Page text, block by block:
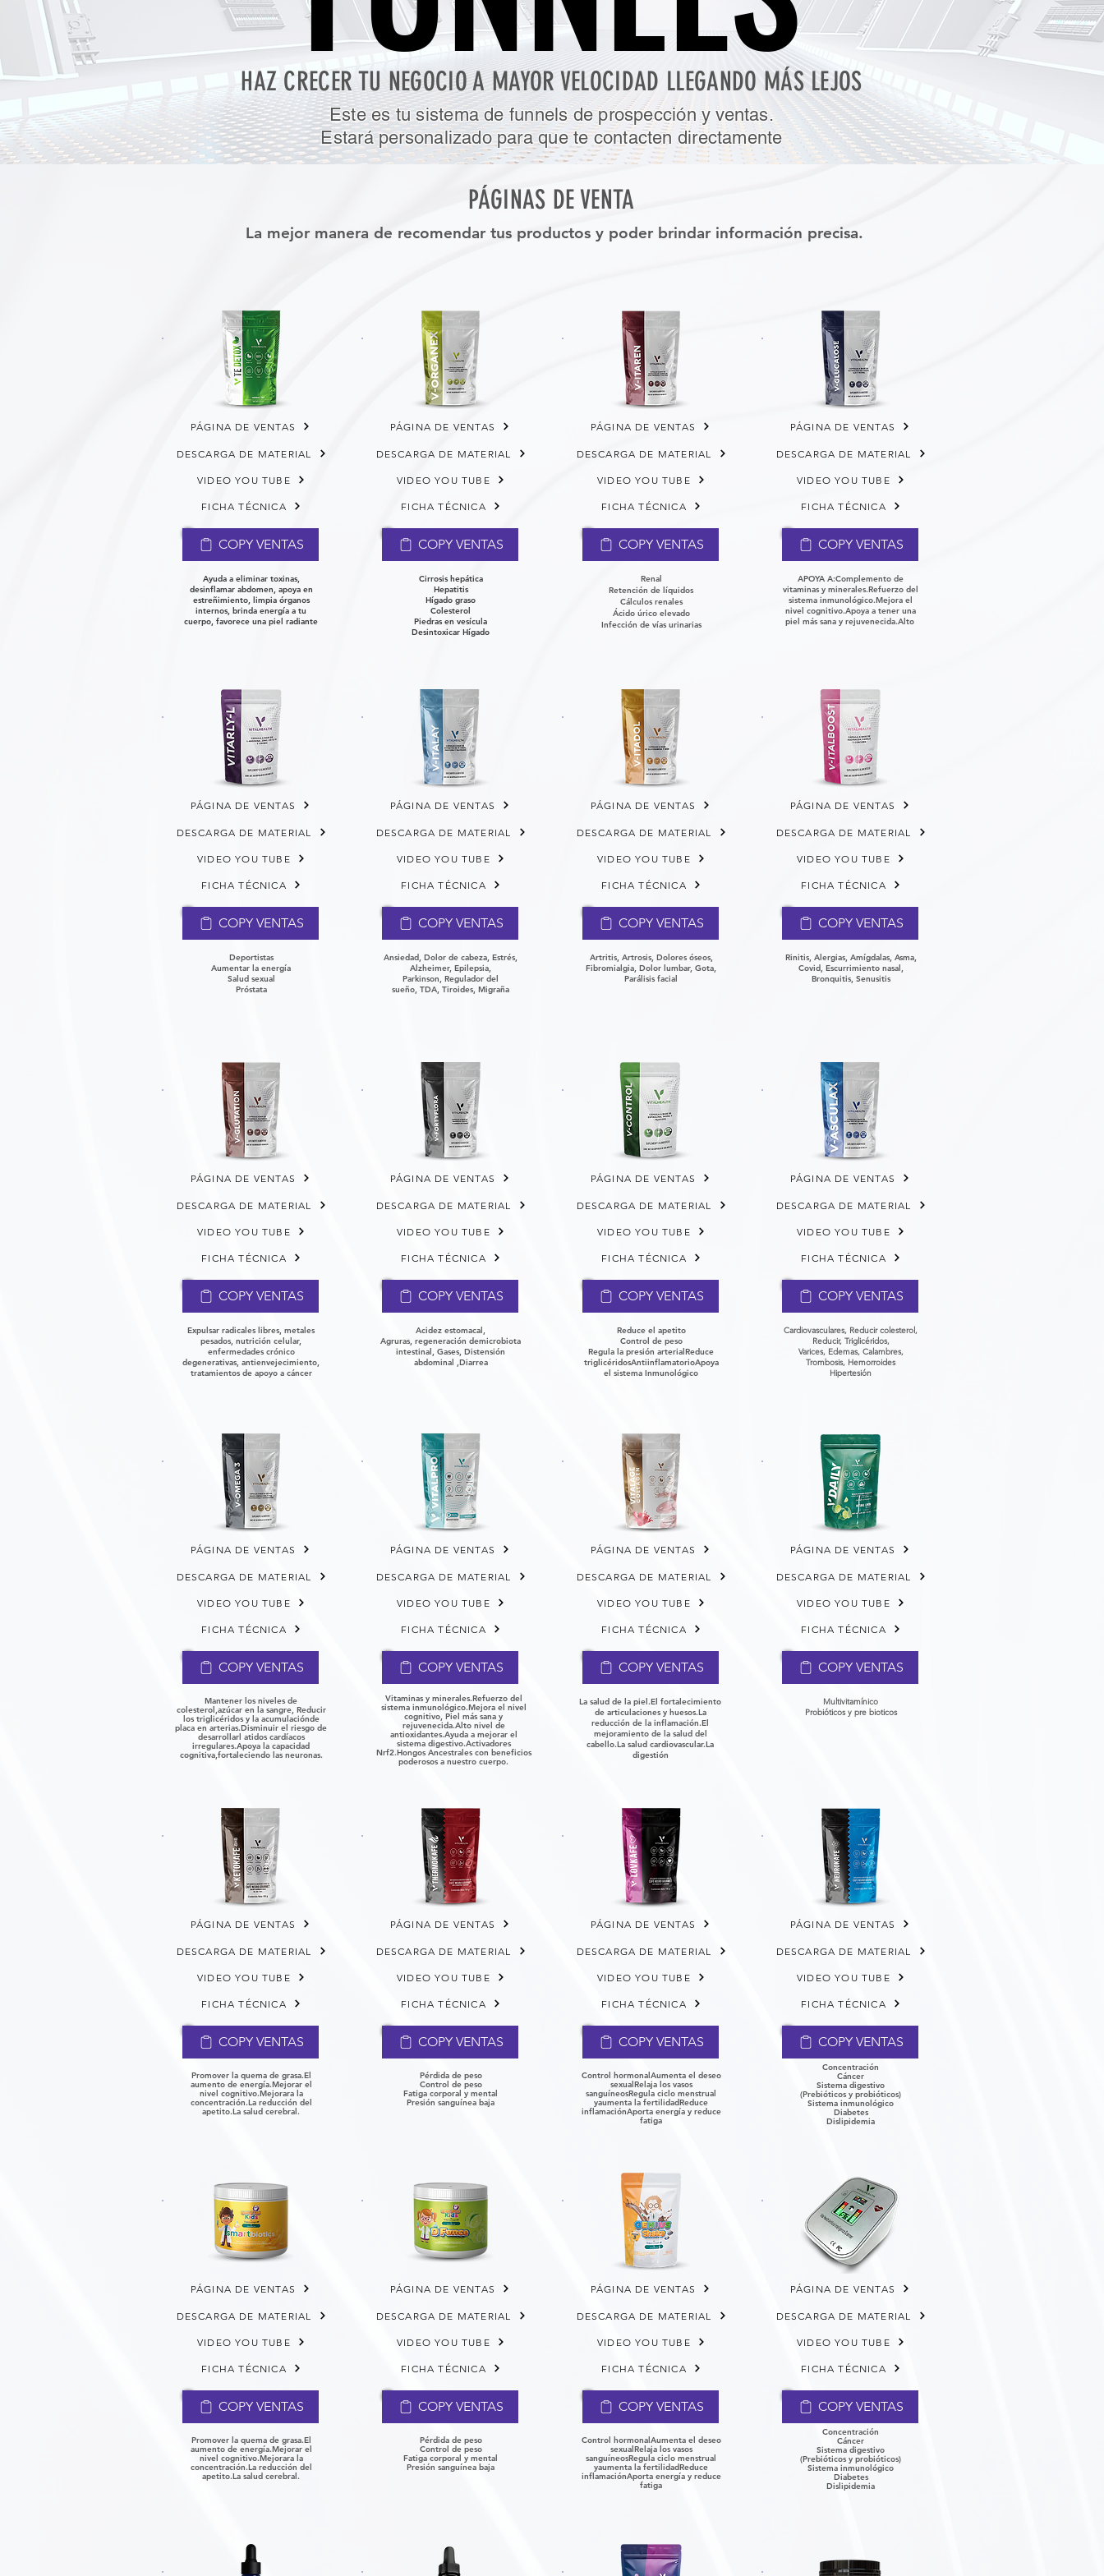
HAZ CRECER TU NEGOCIO A MAYOR VELOCIDAD LLEGANDO MÁS LEJOS
Este es tu sistema de funnels de prospección y ventas.
Estará personalizado para que te contacten directamente
PÁGINAS DE VENTA
La mejor manera de recomendar tus productos y poder brindar información precisa.
PÁGINA DE VENTAS
DESCARGA DE MATERIAL
VIDEO YOU TUBE
FICHA TÉCNICA
COPY VENTAS
Ayuda a eliminar toxinas,
desinflamar abdomen, apoya en
estreñimiento, limpia órganos
internos, brinda energía a tu
cuerpo, favorece una piel radiante
PÁGINA DE VENTAS
DESCARGA DE MATERIAL
VIDEO YOU TUBE
FICHA TÉCNICA
COPY VENTAS
Cirrosis hepática
Hepatitis
Hígado graso
Colesterol
Piedras en vesícula
Desintoxicar Hígado
PÁGINA DE VENTAS
DESCARGA DE MATERIAL
VIDEO YOU TUBE
FICHA TÉCNICA
COPY VENTAS
Renal
Retención de líquidos
Cálculos renales
Ácido úrico elevado
Infección de vías urinarias
PÁGINA DE VENTAS
DESCARGA DE MATERIAL
VIDEO YOU TUBE
FICHA TÉCNICA
COPY VENTAS
APOYA A:Complemento de
vitaminas y minerales.Refuerzo del
sistema inmunológico.Mejora el
nivel cognitivo.Apoya a tener una
piel más sana y rejuvenecida.Alto
PÁGINA DE VENTAS
DESCARGA DE MATERIAL
VIDEO YOU TUBE
FICHA TÉCNICA
COPY VENTAS
Deportistas
Aumentar la energía
Salud sexual
Próstata
PÁGINA DE VENTAS
DESCARGA DE MATERIAL
VIDEO YOU TUBE
FICHA TÉCNICA
COPY VENTAS
Ansiedad, Dolor de cabeza, Estrés,
Alzheimer, Epilepsia,
Parkinson, Regulador del
sueño, TDA, Tiroides, Migraña
PÁGINA DE VENTAS
DESCARGA DE MATERIAL
VIDEO YOU TUBE
FICHA TÉCNICA
COPY VENTAS
Artritis, Artrosis, Dolores óseos,
Fibromialgia, Dolor lumbar, Gota,
Parálisis facial
PÁGINA DE VENTAS
DESCARGA DE MATERIAL
VIDEO YOU TUBE
FICHA TÉCNICA
COPY VENTAS
Rinitis, Alergias, Amígdalas, Asma,
Covid, Escurrimiento nasal,
Bronquitis, Senusitis
PÁGINA DE VENTAS
DESCARGA DE MATERIAL
VIDEO YOU TUBE
FICHA TÉCNICA
COPY VENTAS
Expulsar radicales libres, metales
pesados, nutrición celular,
enfermedades crónico
degenerativas, antienvejecimiento,
tratamientos de apoyo a cáncer
PÁGINA DE VENTAS
DESCARGA DE MATERIAL
VIDEO YOU TUBE
FICHA TÉCNICA
COPY VENTAS
Acidez estomacal,
Agruras, regeneración demicrobiota
intestinal, Gases, Distensión
abdominal ,Diarrea
PÁGINA DE VENTAS
DESCARGA DE MATERIAL
VIDEO YOU TUBE
FICHA TÉCNICA
COPY VENTAS
Reduce el apetito
Control de peso
Regula la presión arterial Reduce
triglicéridosAntiinflamatorioApoya
el sistema Inmunológico
PÁGINA DE VENTAS
DESCARGA DE MATERIAL
VIDEO YOU TUBE
FICHA TÉCNICA
COPY VENTAS
Cardiovasculares, Reducir colesterol,
Reducir, Triglicéridos,
Varices, Edemas, Calambres,
Trombosis, Hemorroides
Hipertesión
PÁGINA DE VENTAS
DESCARGA DE MATERIAL
VIDEO YOU TUBE
FICHA TÉCNICA
COPY VENTAS
Mantener los niveles de
colesterol,azúcar en la sangre, Reducir
los triglicéridos y la acumulaciónde
placa en arterias.Disminuir el riesgo de
desarrollarl atidos cardíacos
irregulares.Apoya la capacidad
cognitiva,fortaleciendo las neuronas.
PÁGINA DE VENTAS
DESCARGA DE MATERIAL
VIDEO YOU TUBE
FICHA TÉCNICA
COPY VENTAS
Vitaminas y minerales.Refuerzo del
sistema inmunológico.Mejora el nivel
cognitivo, Piel más sana y
rejuvenecida.Alto nivel de
antioxidantes.Ayuda a mejorar el
sistema digestivo.Activadores
Nrf2.Hongos Ancestrales con beneficios
poderosos a nuestro cuerpo.
PÁGINA DE VENTAS
DESCARGA DE MATERIAL
VIDEO YOU TUBE
FICHA TÉCNICA
COPY VENTAS
La salud de la piel.El fortalecimiento
de articulaciones y huesos.La
reducción de la inflamación.El
mejoramiento de la salud del
cabello.La salud cardiovascular.La
digestión
PÁGINA DE VENTAS
DESCARGA DE MATERIAL
VIDEO YOU TUBE
FICHA TÉCNICA
COPY VENTAS
Multivitamínico
Probióticos y pre bioticos
PÁGINA DE VENTAS
DESCARGA DE MATERIAL
VIDEO YOU TUBE
FICHA TÉCNICA
COPY VENTAS
Promover la quema de grasa.El
aumento de energía.Mejorar el
nivel cognitivo.Mejorara la
concentración.La reducción del
apetito.La salud cerebral.
PÁGINA DE VENTAS
DESCARGA DE MATERIAL
VIDEO YOU TUBE
FICHA TÉCNICA
COPY VENTAS
Pérdida de peso
Control de peso
Fatiga corporal y mental
Presión sanguínea baja
PÁGINA DE VENTAS
DESCARGA DE MATERIAL
VIDEO YOU TUBE
FICHA TÉCNICA
COPY VENTAS
Control hormonalAumenta el deseo
sexual Relaja los vasos
sanguíneosRegula ciclo menstrual
yaumenta la fertilidadReduce
inflamaciónAporta energía y reduce
fatiga
PÁGINA DE VENTAS
DESCARGA DE MATERIAL
VIDEO YOU TUBE
FICHA TÉCNICA
COPY VENTAS
Concentración
Cáncer
​Sistema digestivo
(Prebióticos y probióticos)
Sistema inmunológico
Diabetes
Dislipidemia
PÁGINA DE VENTAS
DESCARGA DE MATERIAL
VIDEO YOU TUBE
FICHA TÉCNICA
COPY VENTAS
Promover la quema de grasa.El
aumento de energía.Mejorar el
nivel cognitivo.Mejorara la
concentración.La reducción del
apetito.La salud cerebral.
PÁGINA DE VENTAS
DESCARGA DE MATERIAL
VIDEO YOU TUBE
FICHA TÉCNICA
COPY VENTAS
Pérdida de peso
Control de peso
Fatiga corporal y mental
Presión sanguínea baja
PÁGINA DE VENTAS
DESCARGA DE MATERIAL
VIDEO YOU TUBE
FICHA TÉCNICA
COPY VENTAS
Control hormonalAumenta el deseo
sexual Relaja los vasos
sanguíneosRegula ciclo menstrual
yaumenta la fertilidadReduce
inflamaciónAporta energía y reduce
fatiga
PÁGINA DE VENTAS
DESCARGA DE MATERIAL
VIDEO YOU TUBE
FICHA TÉCNICA
COPY VENTAS
Concentración
Cáncer
​Sistema digestivo
(Prebióticos y probióticos)
Sistema inmunológico
Diabetes
Dislipidemia